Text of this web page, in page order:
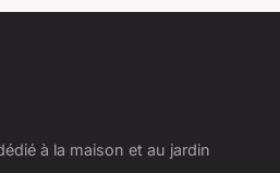
à la maison et au jardin